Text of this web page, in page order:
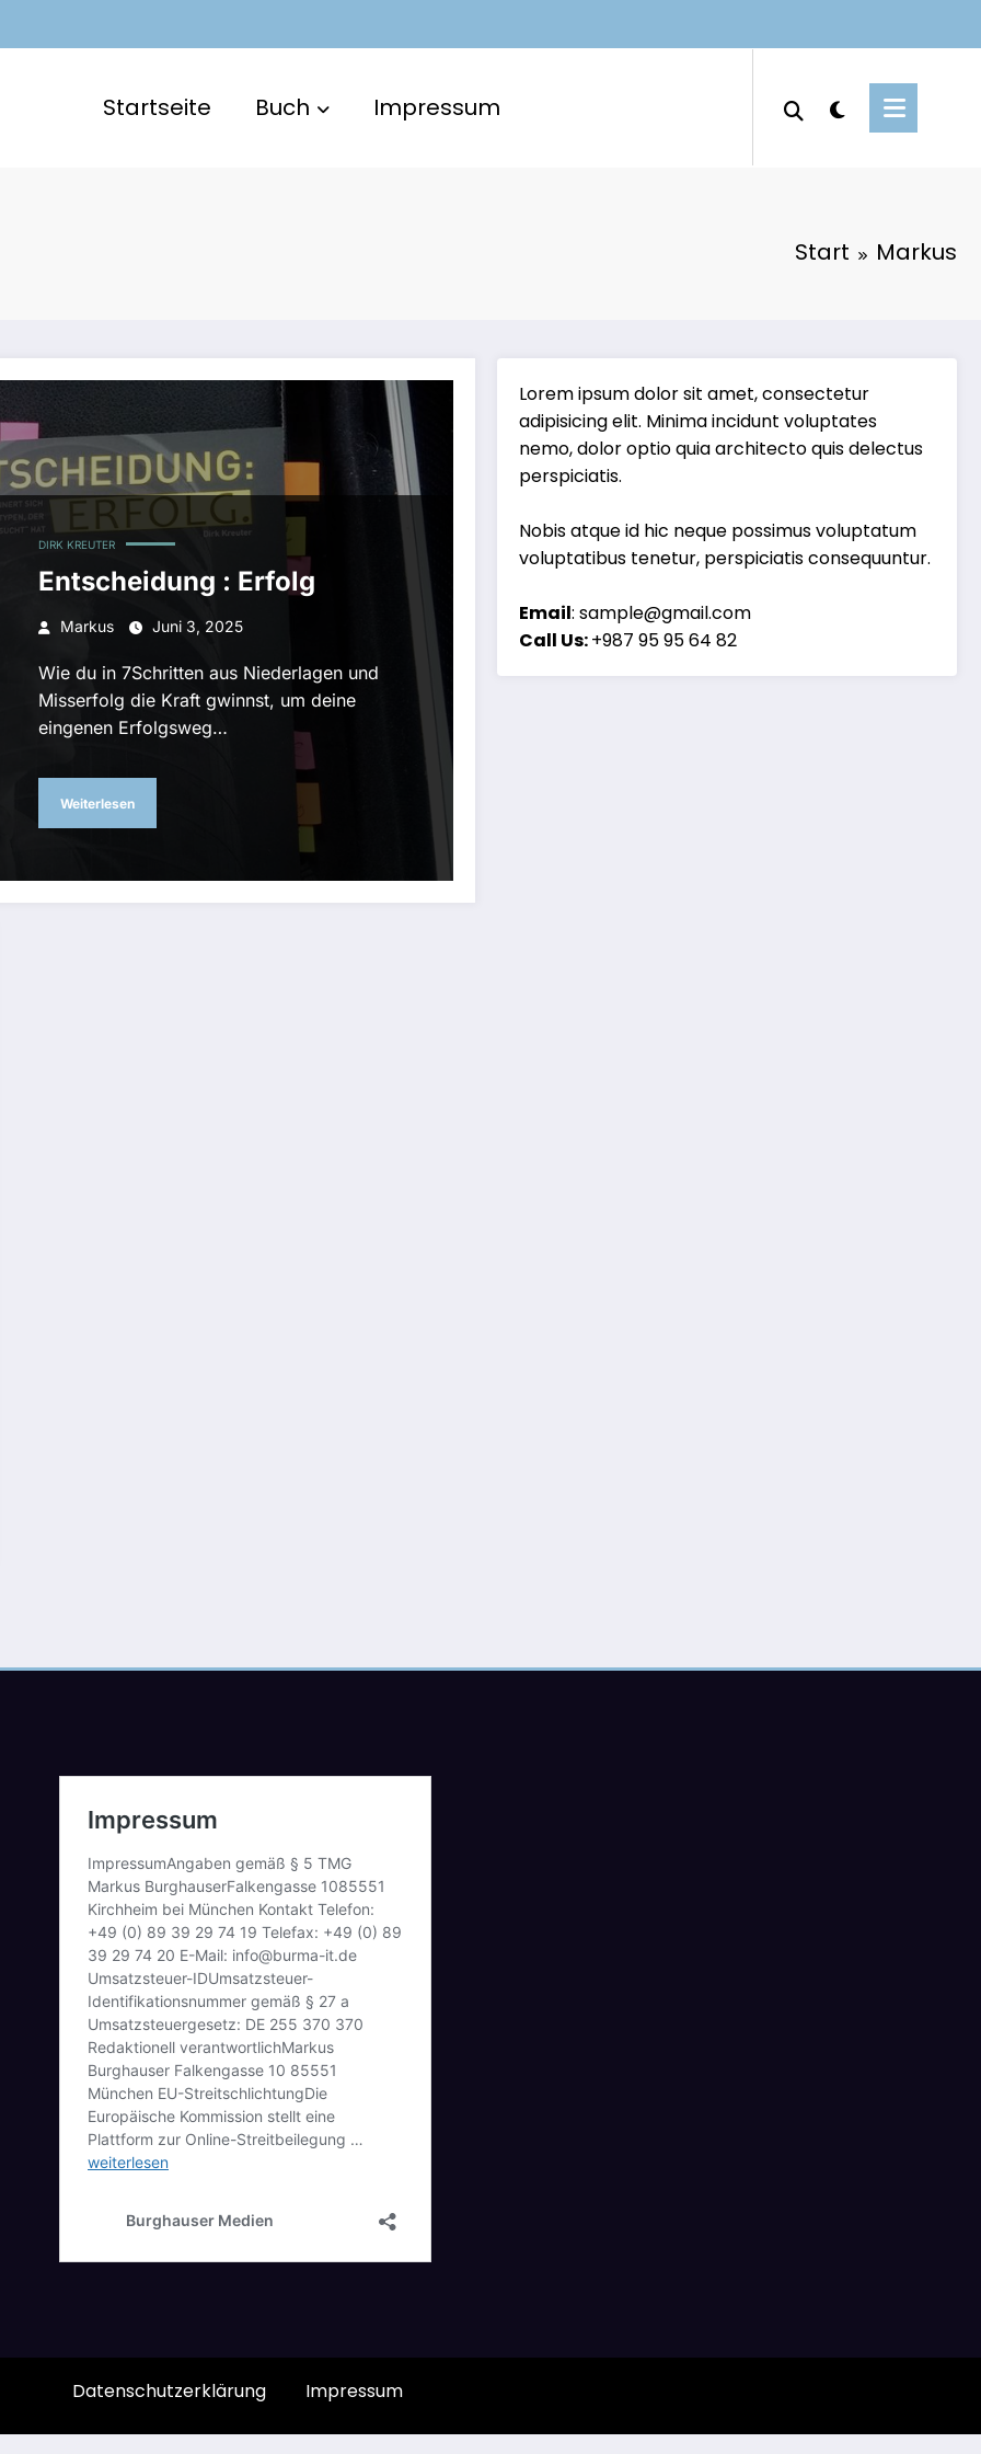
Startseite Buch Impressum
Start Markus
DIRK KREUTER
Entscheidung : Erfolg
Markus Juni 3, 2025
Wie du in 7Schritten aus Niederlagen und
Misserfolg die Kraft gwinnst, um deine
eingenen Erfolgsweg…
Weiterlesen
Lorem ipsum dolor sit amet, consectetur
adipisicing elit. Minima incidunt voluptates
nemo, dolor optio quia architecto quis delectus
perspiciatis.
Nobis atque id hic neque possimus voluptatum
voluptatibus tenetur, perspiciatis consequuntur.
Email: sample@gmail.com
Call Us:+987 95 95 64 82
Datenschutzerklärung Impressum